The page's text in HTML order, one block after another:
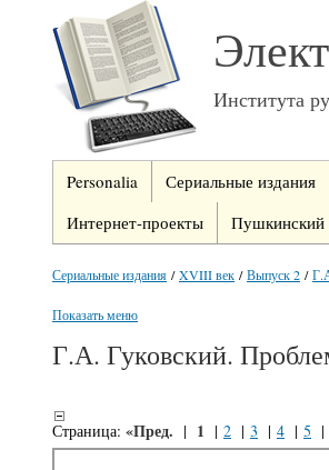
Института
Personalia Сериальные издания
Интернет-проекты
Пушкинский
Сериальные издания /XVIII век /Выпуск 2 /
Показать меню
Г.А. Гуковский.
Страница: «Пред. | 1 | 2 | 3 | 4 | 5 |